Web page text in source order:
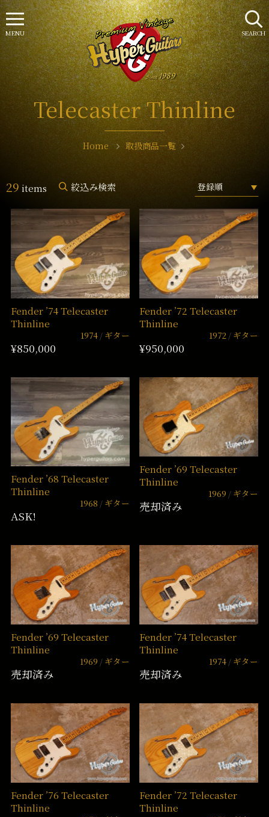
Telecaster Thinline
Home 取扱商品一覧
29 items 絞込み検索
Fender ’74 Telecaster
Thinline
1974 ギター
¥850,000
Fender ’72 Telecaster
Thinline
1972 ギター
¥950,000
Fender ’68 Telecaster
Thinline
1968 ギター
ASK!
Fender ’69 Telecaster
Thinline
1969 ギター
売却済み
Fender ’69 Telecaster
Thinline
1969 ギター
売却済み
Fender ’74 Telecaster
Thinline
1974 ギター
売却済み
Fender ’76 Telecaster
Thinline
Fender ’72 Telecaster
Thinline
SEARCH
MENU